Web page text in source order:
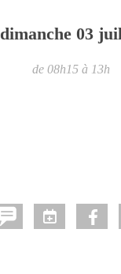
dimanche 03
de 08h15 à 13h